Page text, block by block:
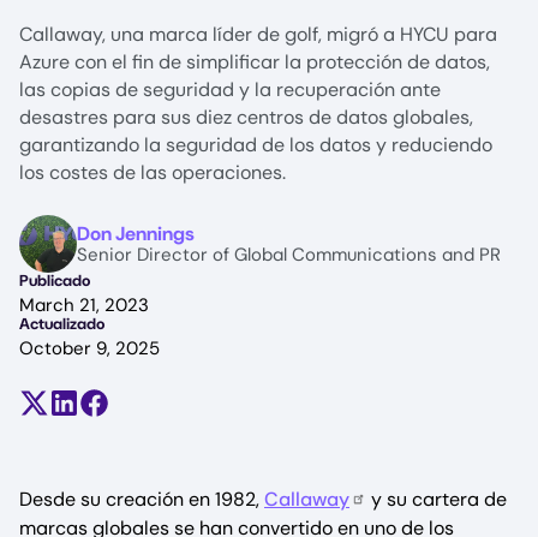
Callaway, una marca líder de golf, migró a HYCU para
Azure con el fin de simplificar la protección de datos,
las copias de seguridad y la recuperación ante
desastres para sus diez centros de datos globales,
garantizando la seguridad de los datos y reduciendo
los costes de las operaciones.
ImageDon Jennings
Senior Director of Global Communications and PR
Publicado
March 21, 2023
Actualizado
October 9, 2025
Compartir en X (antes Twitter)
Compartir en LinkedIn
Compartir en Facebook
Desde su creación en 1982,Callaway
y su cartera de
marcas globales se han convertido en uno de los